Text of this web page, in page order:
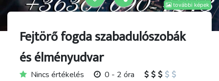
további képek
Fejtörő fogda szabadulószobák
és élményudvar
Nincs értékelés 0 - 2 óra